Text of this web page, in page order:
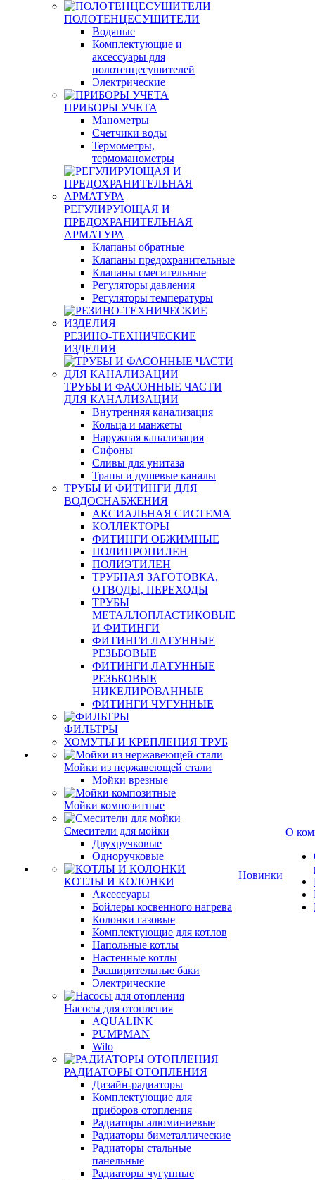
ПОЛОТЕНЦЕСУШИТЕЛИ
Водяные
Комплектующие и
аксессуары для
полотенцесушителей
Электрические
ПРИБОРЫ УЧЕТА
Манометры
Счетчики воды
Термометры,
термоманометры
РЕГУЛИРУЮЩАЯ И
ПРЕДОХРАНИТЕЛЬНАЯ
АРМАТУРА
Клапаны обратные
Клапаны предохранительные
Клапаны смесительные
Регуляторы давления
Регуляторы температуры
РЕЗИНО-ТЕХНИЧЕСКИЕ
ИЗДЕЛИЯ
ТРУБЫ И ФАСОННЫЕ ЧАСТИ
ДЛЯ КАНАЛИЗАЦИИ
Внутренняя канализация
Кольца и манжеты
Наружная канализация
Сифоны
Сливы для унитаза
Трапы и душевые каналы
ТРУБЫ И ФИТИНГИ ДЛЯ
ВОДОСНАБЖЕНИЯ
АКСИАЛЬНАЯ СИСТЕМА
КОЛЛЕКТОРЫ
ФИТИНГИ ОБЖИМНЫЕ
ПОЛИПРОПИЛЕН
ПОЛИЭТИЛЕН
ТРУБНАЯ ЗАГОТОВКА,
ОТВОДЫ, ПЕРЕХОДЫ
ТРУБЫ
МЕТАЛЛОПЛАСТИКОВЫЕ
И ФИТИНГИ
ФИТИНГИ ЛАТУННЫЕ
РЕЗЬБОВЫЕ
ФИТИНГИ ЛАТУННЫЕ
РЕЗЬБОВЫЕ
НИКЕЛИРОВАННЫЕ
ФИТИНГИ ЧУГУННЫЕ
ФИЛЬТРЫ
ХОМУТЫ И КРЕПЛЕНИЯ ТРУБ
Мойки из нержавеющей стали
Мойки врезные
Мойки композитные
Смесители для мойки
Двухручковые
Одноручковые
КОТЛЫ И КОЛОНКИ
Аксессуары
Бойлеры косвенного нагрева
Колонки газовые
Комплектующие для котлов
Напольные котлы
Настенные котлы
Расширительные баки
Электрические
Насосы для отопления
AQUALINK
PUMPMAN
Wilo
РАДИАТОРЫ ОТОПЛЕНИЯ
Дизайн-радиаторы
Комплектующие для
приборов отопления
Радиаторы алюминиевые
Радиаторы биметаллические
Радиаторы стальные
панельные
Радиаторы чугунные
Новинки
О